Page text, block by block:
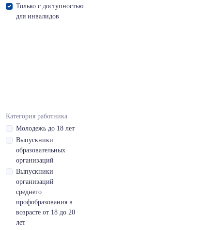
- С,чтение
профессиональной
Вьетнамский,средний
- B,чтение
профессиональной
литературы
Дисциплинированность
Допуск на
перевозку
Только с доступностью
для инвалидов
Категория работника
Молодежь до 18 лет
Выпускники
образовательных
организаций
Выпускники
организаций
среднего
профобразования в
возрасте от 18 до 20
лет